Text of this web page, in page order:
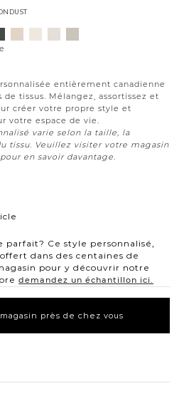
entièrement canadienne
tissus. Mélangez, assortissez et
créer votre propre style et
votre espace de vie.
varie selon la taille, la
tissu. Veuillez visiter votre magasin
en savoir davantage.
parfait? Ce style personnalisé,
dans des centaines de
pour y découvrir notre
demandez un échantillon ici.
près de chez vous